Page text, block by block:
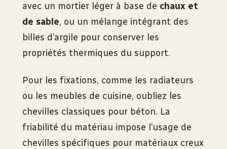
avec un mortier léger à base de chaux et
de sable, ou un mélange intégrant des
billes d’argile pour conserver les
propriétés thermiques du support.
Pour les fixations, comme les radiateurs
ou les meubles de cuisine, oubliez les
chevilles classiques pour béton. La
friabilité du matériau impose l’usage de
chevilles spécifiques pour matériaux creux